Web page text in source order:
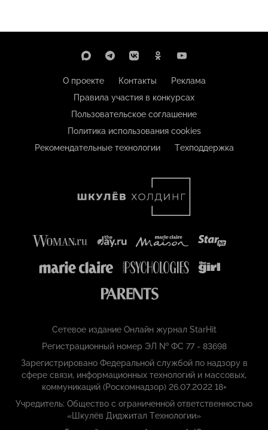
О проекте Контакты
Реклама
Правила участия в конкурсах
Пользовательское соглашение
Политика использования cookies
Рекомендательные технологии
Техподдержка
Сетевое издание Онлайн журнал StarHit
Регистрационный номер ЭЛ № ФС 77 - 83698
Зарегистрировано Федеральной службой по надзору в
сфере связи, информационных технологий и массовых,
коммуникаций (Роскомнадзор) 26.07.2022 18+
Учредитель: Общество с ограниченной ответственностью
«Шкулёв Диджитал Технологии»